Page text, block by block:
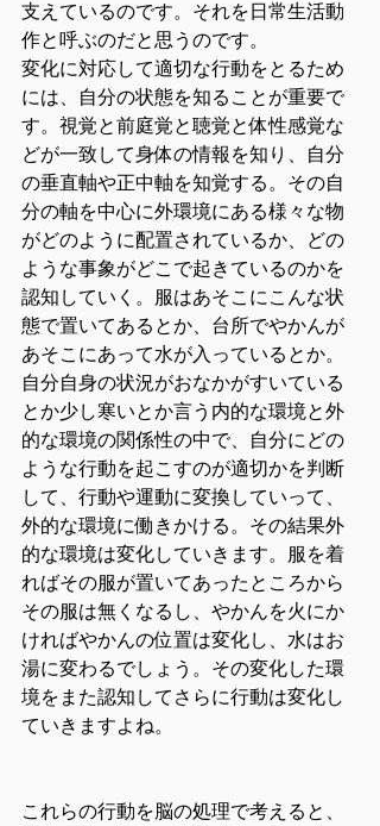
支えているのです。それを日常生活動
作と呼ぶのだと思うのです。
変化に対応して適切な行動をとるため
には、自分の状態を知ることが重要で
す。視覚と前庭覚と聴覚と体性感覚な
どが一致して身体の情報を知り、自分
の垂直軸や正中軸を知覚する。その自
分の軸を中心に外環境にある様々な物
がどのように配置されているか、どの
ような事象がどこで起きているのかを
認知していく。服はあそこにこんな状
態で置いてあるとか、台所でやかんが
あそこにあって水が入っているとか。
自分自身の状況がおなかがすいている
とか少し寒いとか言う内的な環境と外
的な環境の関係性の中で、自分にどの
ような行動を起こすのが適切かを判断
して、行動や運動に変換していって、
外的な環境に働きかける。その結果外
的な環境は変化していきます。服を着
ればその服が置いてあったところから
その服は無くなるし、やかんを火にか
ければやかんの位置は変化し、水はお
湯に変わるでしょう。その変化した環
境をまた認知してさらに行動は変化し
ていきますよね。
これらの行動を脳の処理で考えると、